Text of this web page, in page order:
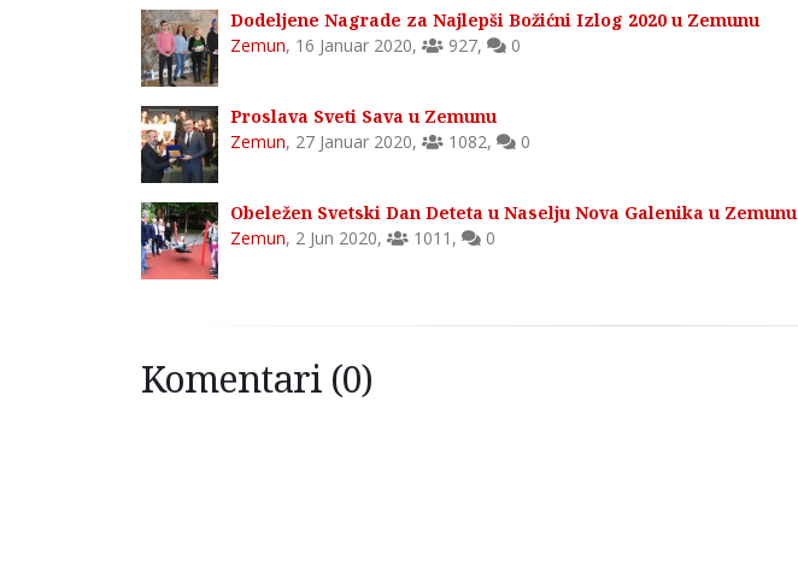
Dodeljene Nagrade za Najlepši Božićni Izlog 2020 u Zemunu
Zemun, 16 Januar 2020, 927, 0
Proslava Sveti Sava u Zemunu
Zemun, 27 Januar 2020, 1082, 0
Obeležen Svetski Dan Deteta u Naselju Nova Galenika u Zemunu
Zemun, 2 Jun 2020, 1011 , 0
Komentari (0)